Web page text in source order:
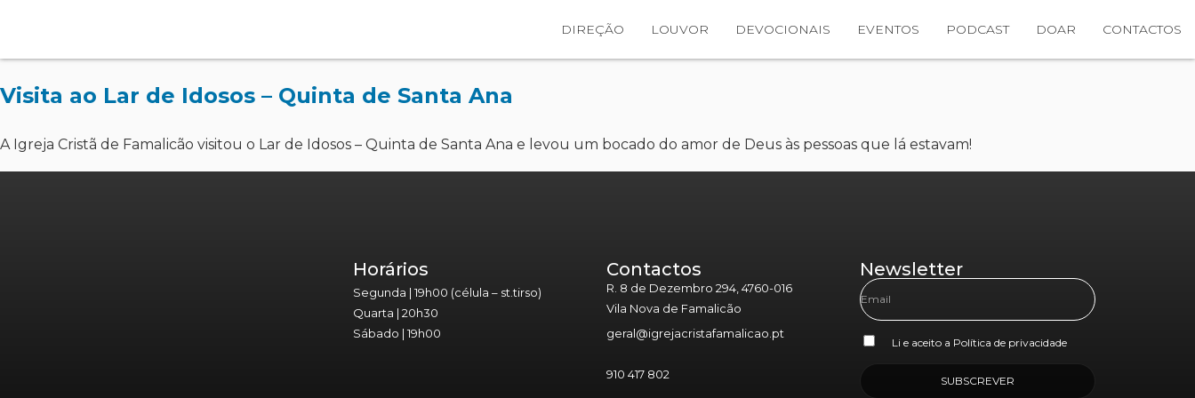
DIREÇÃO LOUVOR DEVOCIONAIS EVENTOS PODCAST DOAR CONTACTOS
Visita ao Lar de Idosos – Quinta de Santa Ana
A Igreja Cristã de Famalicão visitou o Lar de Idosos – Quinta de Santa Ana e levou um bocado do amor de Deus às pessoas que lá estavam!
Horários
Segunda | 19h00 (célula – st.tirso)
Quarta | 20h30
Sábado | 19h00
Contactos
R. 8 de Dezembro 294, 4760-016
Vila Nova de Famalicão
geral@igrejacristafamalicao.pt
910 417 802
Newsletter
Li e aceito a Política de privacidade
SUBSCREVER